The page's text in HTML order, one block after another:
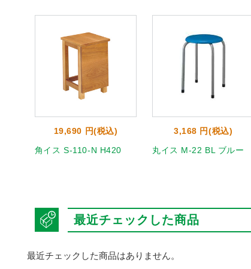
19,690 円(税込)
角イス S-110-N H420
3,168 円(税込)
丸イス M-22 BL ブルー
最近チェックした商品
最近チェックした商品はありません。